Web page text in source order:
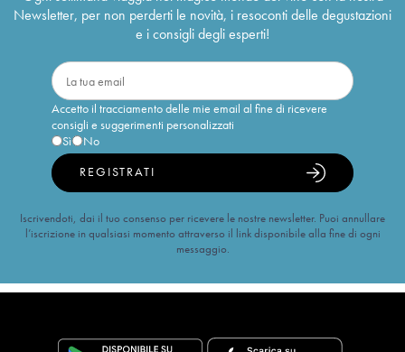
Newsletter, per non perderti le novità, i resoconti delle degustazioni
e i consigli degli esperti!
Accetto il tracciamento delle mie email al fine di ricevere
consigli e suggerimenti personalizzati
Sì
No
REGISTRATI
Iscrivendoti, dai il tuo consenso per ricevere le nostre newsletter. Puoi annullare
l’iscrizione in qualsiasi momento attraverso il link disponibile alla fine di ogni
messaggio.